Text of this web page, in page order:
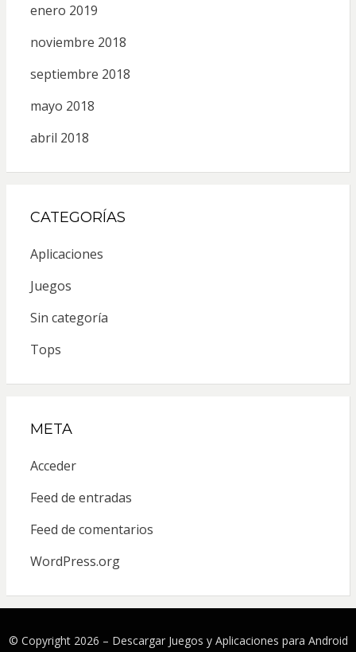
enero 2019
noviembre 2018
septiembre 2018
mayo 2018
abril 2018
CATEGORÍAS
Aplicaciones
Juegos
Sin categoría
Tops
META
Acceder
Feed de entradas
Feed de comentarios
WordPress.org
© Copyright 2026 – Descargar Juegos y Aplicaciones para Android